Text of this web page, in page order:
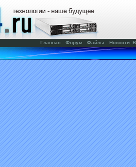
Главная Форум Файлы Новости